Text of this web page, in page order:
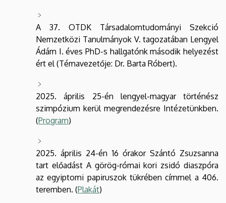
A 37. OTDK Társadalomtudományi Szekció
Nemzetközi Tanulmányok V. tagozatában Lengyel
Ádám I. éves PhD-s hallgatónk második helyezést
ért el (Témavezetője: Dr. Barta Róbert).
2025. április 25-én lengyel-magyar történész
szimpózium kerül megrendezésre Intézetünkben.
(Program)
2025. április 24-én 16 órakor Szántó Zsuzsanna
tart előadást A görög-római kori zsidó diaszpóra
az egyiptomi papiruszok tükrében címmel a 406.
teremben. (Plakát)